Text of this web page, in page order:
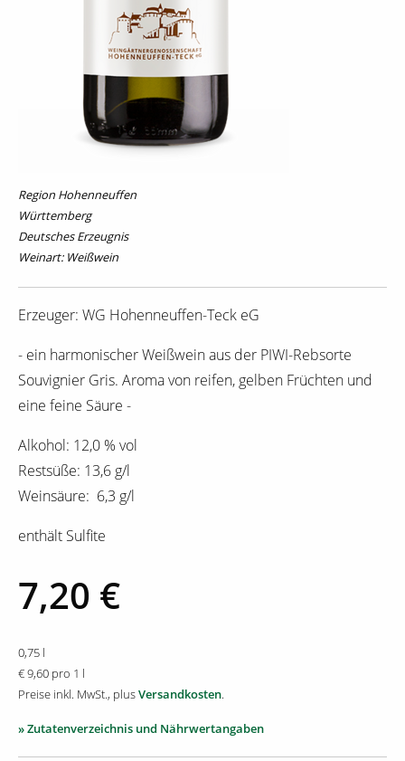
Region Hohenneuffen
Württemberg
Deutsches Erzeugnis
Weinart: Weißwein
Erzeuger: WG Hohenneuffen-Teck eG
- ein harmonischer Weißwein aus der PIWI-Rebsorte
Souvignier Gris. Aroma von reifen, gelben Früchten und
eine feine Säure -
Alkohol: 12,0 % vol
Restsüße: 13,6 g/l
Weinsäure: 6,3 g/l
enthält Sulfite
7,20 €
0,75 l
€ 9,60 pro 1 l
Preise inkl. MwSt., plusVersandkosten.
» Zutatenverzeichnis und Nährwertangaben